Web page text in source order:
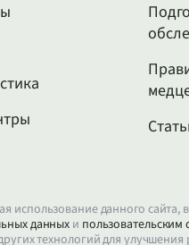
использование данного сайта,
данных и пользовательским
технологий для